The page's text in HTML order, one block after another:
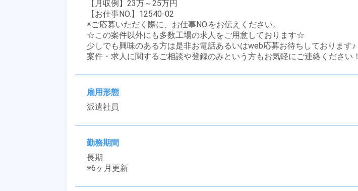
【月収例】23万～25万円
【お仕事NO.】12540-02
※ご応募いただく際に、お仕事NO.をお伝えください。
☆この案件以外にも多数工場の求人をご用意しております☆
少しでも興味のある方は是非お電話あるいはweb応募お待ちしております♪
案件・求人に関するご相談や登録のみという方もお気軽にご連絡ください！
雇用形態
派遣社員
勤務期間
長期
※6ヶ月更新